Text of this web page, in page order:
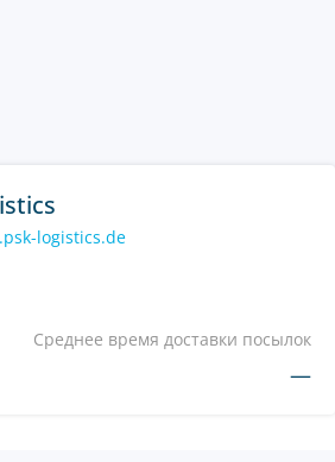
logistics.de
Среднее время доставки посылок
—